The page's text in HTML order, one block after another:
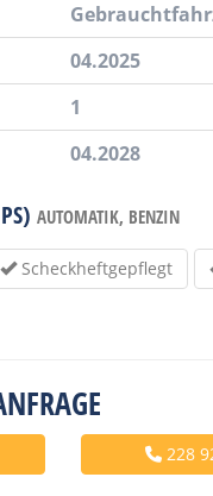
04.2025
1
04.2028
AUTOMATIK, BENZIN
Scheckheftgepflegt
228